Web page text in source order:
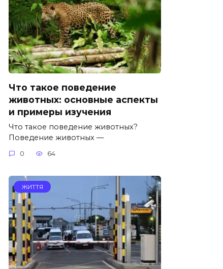
Что такое поведение
животных: основные аспекты
и примеры изучения
Что такое поведение животных?
Поведение животных —
0 64
ЖИТТЯ